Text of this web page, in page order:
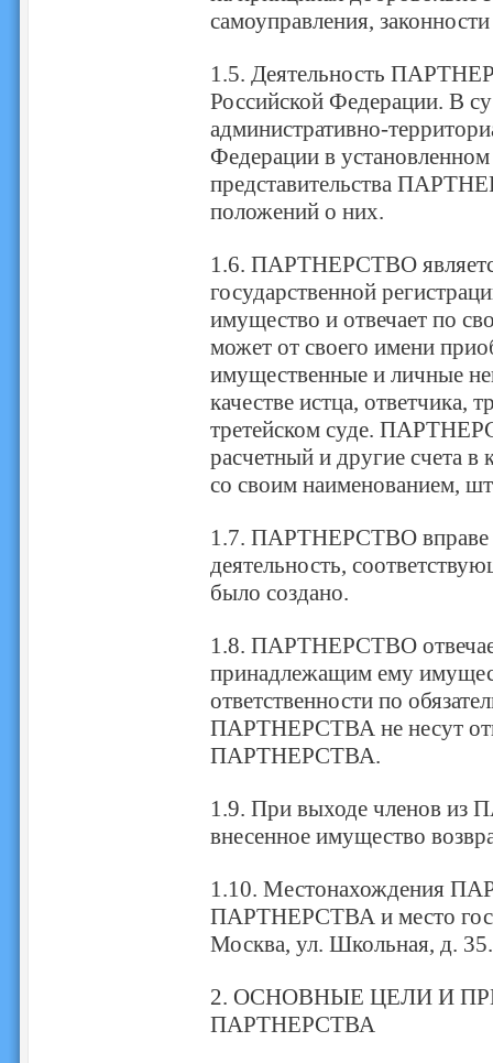
самоуправления,
1.5. Деятельность
Российской Федерации. В
административно-
Федерации в
представительства
положений о них.
1.6. ПАРТНЕРСТВО
государственной
имущество и отвечает по
может от своего имени
имущественные и личные
качестве истца, ответчика,
третейском суде.
расчетный и другие счета в
со своим наименованием,
1.7. ПАРТНЕРСТВО вправе
деятельность,
было создано.
1.8. ПАРТНЕРСТВО
принадлежащим ему
ответственности по
ПАРТНЕРСТВА не несут
ПАРТНЕРСТВА.
1.9. При выходе членов из
внесенное имущество
1.10. Местонахождения
ПАРТНЕРСТВА и место
Москва, ул. Школьная, д.
2. ОСНОВНЫЕ ЦЕЛИ И
ПАРТНЕРСТВА